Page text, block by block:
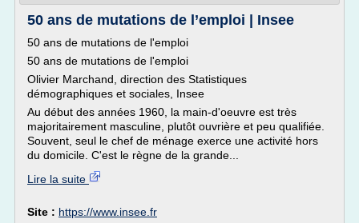
50 ans de mutations de l’emploi | Insee
50 ans de mutations de l'emploi
50 ans de mutations de l'emploi
Olivier Marchand, direction des Statistiques
démographiques et sociales, Insee
Au début des années 1960, la main-d'oeuvre est très
majoritairement masculine, plutôt ouvrière et peu qualifiée.
Souvent, seul le chef de ménage exerce une activité hors
du domicile. C'est le règne de la grande...
Lire la suite
Site : https://www.insee.fr